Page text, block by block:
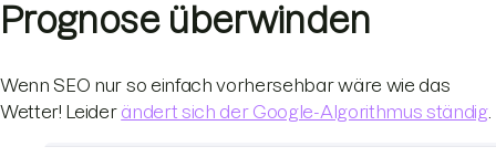
Prognose überwinden
Wenn SEO nur so einfach vorhersehbar wäre wie das
Wetter! Leider ändert sich der Google-Algorithmus ständig.